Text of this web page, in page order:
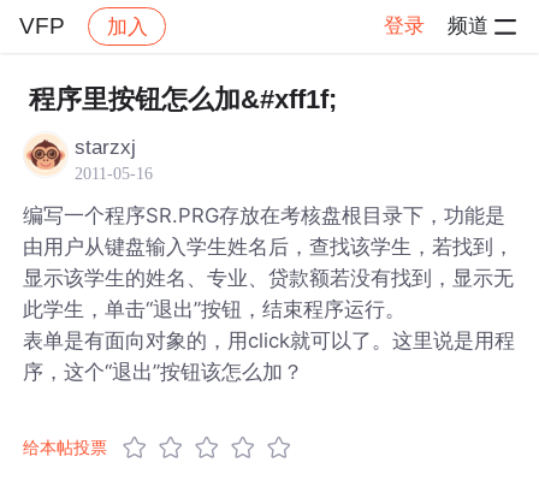
VFP 加入 登录 频道
社区 VFP 帖子详情
程序里按钮怎么加&#xff1f;
starzxj
2011-05-16
编写一个程序SR.PRG存放在考核盘根目录下，功能是
由用户从键盘输入学生姓名后，查找该学生，若找到，
显示该学生的姓名、专业、贷款额若没有找到，显示无
此学生，单击“退出”按钮，结束程序运行。
表单是有面向对象的，用click就可以了。这里说是用程
序，这个“退出”按钮该怎么加？
给本帖投票